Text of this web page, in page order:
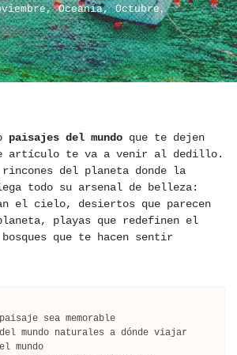
,Oceanía,Octubre,
paisajes del mundo que te dejen
artículo te va a venir al dedillo.
rincones del planeta donde la
todo su arsenal de belleza:
el cielo, desiertos que parecen
playas que redefinen el
que te hacen sentir
sea memorable
mundo naturales a dónde viajar
mundo